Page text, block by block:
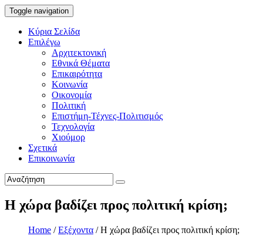
Toggle navigation
Κύρια Σελίδα
Επιλέγω
Αρχιτεκτονική
Εθνικά Θέματα
Επικαιρότητα
Κοινωνία
Οικονομία
Πολιτική
Επιστήμη-Τέχνες-Πολιτισμός
Τεχνολογία
Χιούμορ
Σχετικά
Επικοινωνία
Η χώρα βαδίζει προς πολιτική κρίση;
Home / Εξέχοντα / Η χώρα βαδίζει προς πολιτική κρίση;